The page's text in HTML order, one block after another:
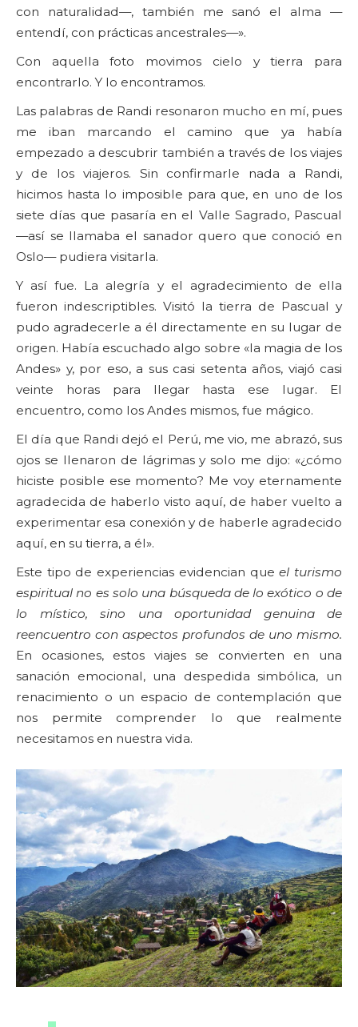
con naturalidad—, también me sanó el alma —
entendí, con prácticas ancestrales—».
Con aquella foto movimos cielo y tierra para
encontrarlo. Y lo encontramos.
Las palabras de Randi resonaron mucho en mí, pues
me iban marcando el camino que ya había
empezado a descubrir también a través de los viajes
y de los viajeros. Sin confirmarle nada a Randi,
hicimos hasta lo imposible para que, en uno de los
siete días que pasaría en el Valle Sagrado, Pascual
—así se llamaba el sanador quero que conoció en
Oslo— pudiera visitarla.
Y así fue. La alegría y el agradecimiento de ella
fueron indescriptibles. Visitó la tierra de Pascual y
pudo agradecerle a él directamente en su lugar de
origen. Había escuchado algo sobre «la magia de los
Andes» y, por eso, a sus casi setenta años, viajó casi
veinte horas para llegar hasta ese lugar. El
encuentro, como los Andes mismos, fue mágico.
El día que Randi dejó el Perú, me vio, me abrazó, sus
ojos se llenaron de lágrimas y solo me dijo: «¿cómo
hiciste posible ese momento? Me voy eternamente
agradecida de haberlo visto aquí, de haber vuelto a
experimentar esa conexión y de haberle agradecido
aquí, en su tierra, a él».
Este tipo de experiencias evidencian queel turismo
espiritual no es solo una búsqueda de lo exótico o de
lo místico, sino una oportunidad genuina de
reencuentro con aspectos profundos de uno mismo.
En ocasiones, estos viajes se convierten en una
sanación emocional, una despedida simbólica, un
renacimiento o un espacio de contemplación que
nos permite comprender lo que realmente
necesitamos en nuestra vida.